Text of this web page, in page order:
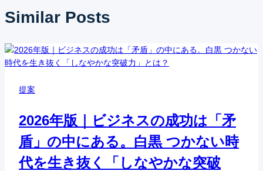
ゲ
シ
ョ
Similar Posts
提案
2026年版｜ビジネスの成功は「矛
盾」の中にある。白黒 つかない時
代を生き抜く「しなやかな突破